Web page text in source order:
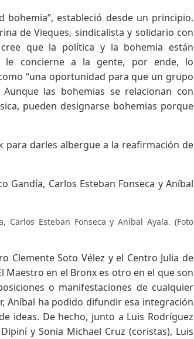
estableció desde un principio.
de Vieques, sindicalista y solidario con
que la política y la bohemia están
le concierne a la gente, por ende, lo
“una oportunidad para que un grupo
las bohemias se relacionan con
pueden designarse bohemias porque
para darles albergue a la reafirmación de
Carlos Esteban Fonseca y Aníbal Ayala. (Foto
Clemente Soto Vélez y el Centro Julia de
en el Bronx es otro en el que son
o manifestaciones de cualquier
Aníbal ha podido difundir esa integración
ideas. De hecho, junto a Luis Rodríguez
y Sonia Michael Cruz (coristas), Luis